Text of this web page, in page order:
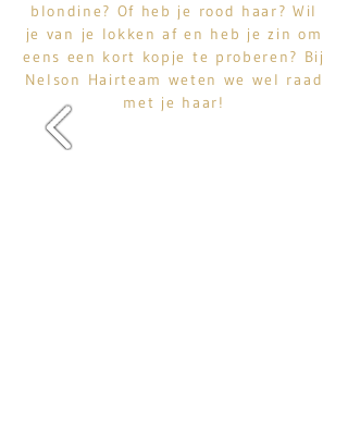
blondine? Of heb je rood haar? Wil
je van je lokken af en heb je zin om
eens een kort kopje te proberen? Bij
Nelson Hairteam weten we wel raad
met je haar!